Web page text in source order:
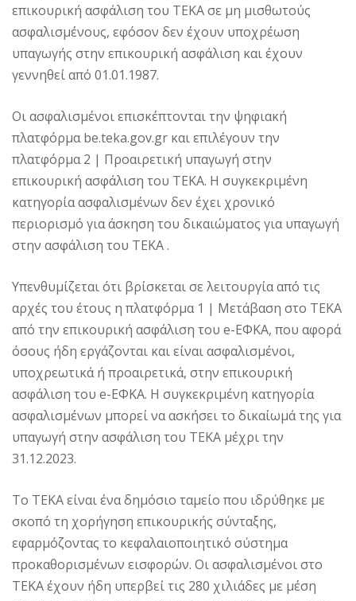
επικουρική ασφάλιση του ΤΕΚΑ σε μη μισθωτούς
ασφαλισμένους, εφόσον δεν έχουν υποχρέωση
υπαγωγής στην επικουρική ασφάλιση και έχουν
γεννηθεί από 01.01.1987.
Οι ασφαλισμένοι επισκέπτονται την ψηφιακή
πλατφόρμα be.teka.gov.gr και επιλέγουν την
πλατφόρμα 2 | Προαιρετική υπαγωγή στην
επικουρική ασφάλιση του ΤΕΚΑ. Η συγκεκριμένη
κατηγορία ασφαλισμένων δεν έχει χρονικό
περιορισμό για άσκηση του δικαιώματος για υπαγωγή
στην ασφάλιση του ΤΕΚΑ .
Υπενθυμίζεται ότι βρίσκεται σε λειτουργία από τις
αρχές του έτους η πλατφόρμα 1 | Μετάβαση στο ΤΕΚΑ
από την επικουρική ασφάλιση του e-ΕΦΚΑ, που αφορά
όσους ήδη εργάζονται και είναι ασφαλισμένοι,
υποχρεωτικά ή προαιρετικά, στην επικουρική
ασφάλιση του e-ΕΦΚΑ. Η συγκεκριμένη κατηγορία
ασφαλισμένων μπορεί να ασκήσει το δικαίωμά της για
υπαγωγή στην ασφάλιση του ΤΕΚΑ μέχρι την
31.12.2023.
Το ΤΕΚΑ είναι ένα δημόσιο ταμείο που ιδρύθηκε με
σκοπό τη χορήγηση επικουρικής σύνταξης,
εφαρμόζοντας το κεφαλαιοποιητικό σύστημα
προκαθορισμένων εισφορών. Οι ασφαλισμένοι στο
ΤΕΚΑ έχουν ήδη υπερβεί τις 280 χιλιάδες με μέση